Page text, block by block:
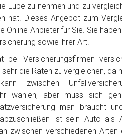
Lupe zu nehmen und zu
hat. Dieses Angebot zum
Online Anbieter für Sie. Sie
sowie ihrer Art.
bei Versicherungsfirmen
die Raten zu vergleichen, da
zwischen
wählen, aber muss sich
man braucht
ist sein Auto als
zwischen verschiedenen Arten